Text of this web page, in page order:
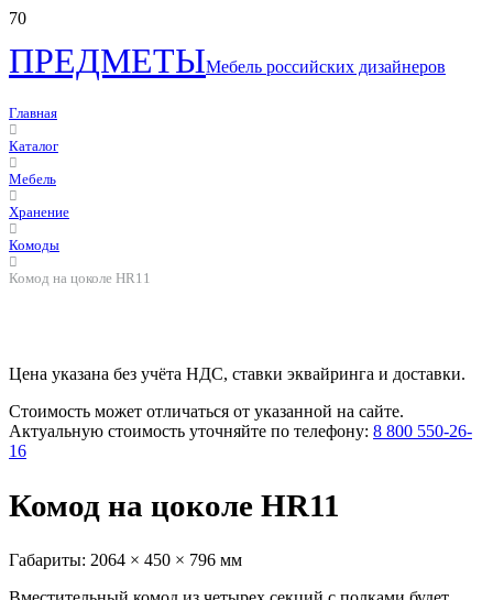
ПРЕДМЕТЫМебель российских дизайнеров
Главная
Каталог
Мебель
Хранение
Комоды
Комод на цоколе HR11
Цена указана без учёта НДС, ставки эквайринга и доставки.
Стоимость может отличаться от указанной на сайте.
Актуальную стоимость уточняйте по телефону: 8 800 550-26-
16
Комод на цоколе HR11
Габариты: 2064 × 450 × 796 мм